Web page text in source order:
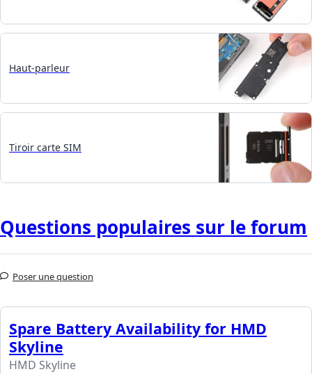
Haut-parleur
Tiroir carte SIM
Questions populaires sur le forum
Poser une question
Spare Battery Availability for HMD
Skyline
HMD Skyline